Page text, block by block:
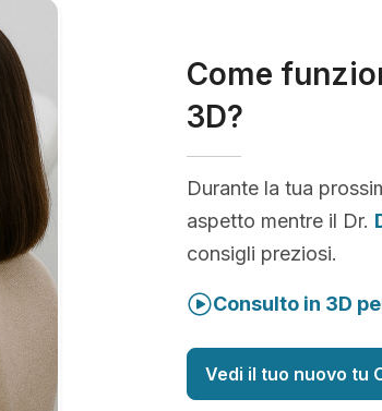
Come
3D?
Durante la tua
aspetto mentre il Dr.
consigli preziosi.
Consulto in 3D
Vedi il tuo nuovo tu